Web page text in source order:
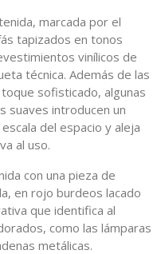
marcada por el
tapizados en tonos
vinílicos de
técnica. Además de las
sofisticado, algunas
suaves introducen un
del espacio y aleja
al uso.
con una pieza de
en rojo burdeos lacado
que identifica al
como las lámparas
metálicas.